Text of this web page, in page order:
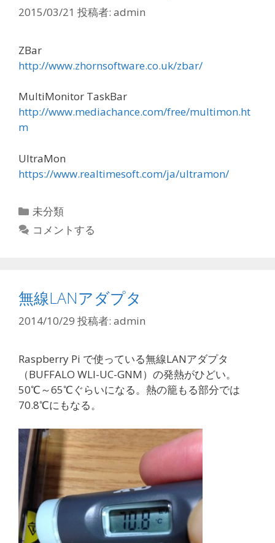
2015/03/21 投稿者: admin
ZBar
http://www.zhornsoftware.co.uk/zbar/
MultiMonitor TaskBar
http://www.mediachance.com/free/multimon.ht
m
UltraMon
https://www.realtimesoft.com/ja/ultramon/
カ
テ
未分類
コメントする
無線LANアダプタ
2014/10/29 投稿者: admin
Raspberry Pi で使っている無線LANアダプタ
（BUFFALO WLI-UC-GNM）の発熱がひどい。
50℃～65℃ぐらいになる。熱の籠もる部分では
70.8℃にもなる。